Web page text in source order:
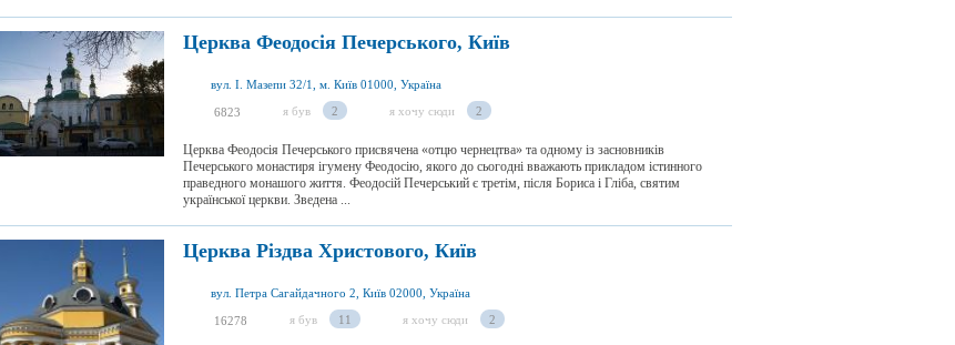
Церква Феодосія Печерського, Київ
вул. І. Мазепи 32/1, м. Київ 01000, Україна
6823 я був 2 я хочу сюди 2
Церква Феодосія Печерського присвячена «отцю чернецтва» та одному із засновників
Печерського монастиря ігумену Феодосію, якого до сьогодні вважають прикладом істинного
праведного монашого життя. Феодосій Печерський є третім, після Бориса і Гліба, святим
української церкви. Зведена ...
Церква Різдва Христового, Київ
вул. Петра Сагайдачного 2, Київ 02000, Україна
16278 я був 11 я хочу сюди 2